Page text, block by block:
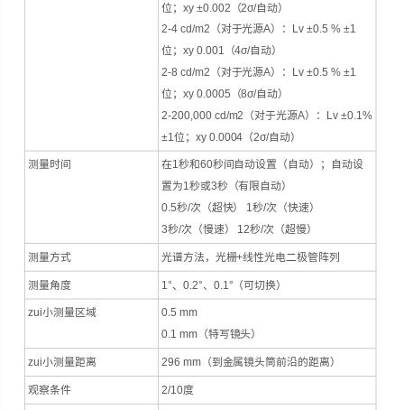
位；xy ±0.002（2σ/自动）
2-4 cd/m2（对于光源A）：Lv ±0.5 % ±1
位；xy 0.001（4σ/自动）
2-8 cd/m2（对于光源A）：Lv ±0.5 % ±1
位；xy 0.0005（8σ/自动）
2-200,000 cd/m2（对于光源A）：Lv ±0.1%
±1位；xy 0.0004（2σ/自动）
测量时间
在1秒和60秒间自动设置（自动）；自动设
置为1秒或3秒（有限自动）
0.5秒/次（超快） 1秒/次（快速）
3秒/次（慢速） 12秒/次（超慢）
测量方式 光谱方法，光栅+线性光电二极管阵列
测量角度 1°、0.2°、0.1°（可切换）
zui小测量区域
0.5 mm
0.1 mm（特写镜头）
zui小测量距离 296 mm（到金属镜头筒前沿的距离）
观察条件 2/10度